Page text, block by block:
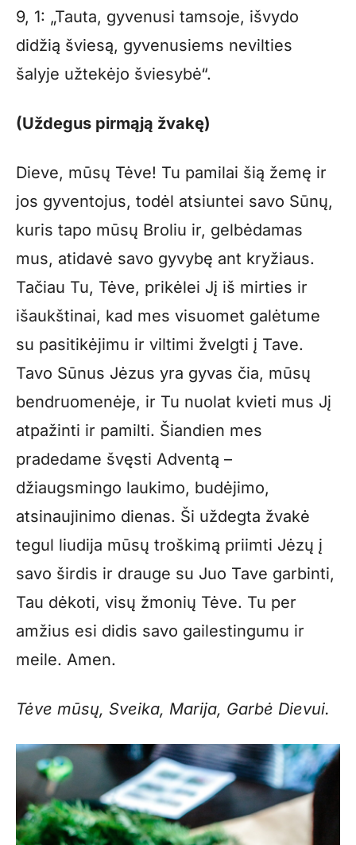
9, 1: „Tauta, gyvenusi tamsoje, išvydo
didžią šviesą, gyvenusiems nevilties
šalyje užtekėjo šviesybė“.
(Uždegus pirmąją žvakę)
Dieve, mūsų Tėve! Tu pamilai šią žemę ir
jos gyventojus, todėl atsiuntei savo Sūnų,
kuris tapo mūsų Broliu ir, gelbėdamas
mus, atidavė savo gyvybę ant kryžiaus.
Tačiau Tu, Tėve, prikėlei Jį iš mirties ir
išaukštinai, kad mes visuomet galėtume
su pasitikėjimu ir viltimi žvelgti į Tave.
Tavo Sūnus Jėzus yra gyvas čia, mūsų
bendruomenėje, ir Tu nuolat kvieti mus Jį
atpažinti ir pamilti. Šiandien mes
pradedame švęsti Adventą –
džiaugsmingo laukimo, budėjimo,
atsinaujinimo dienas. Ši uždegta žvakė
tegul liudija mūsų troškimą priimti Jėzų į
savo širdis ir drauge su Juo Tave garbinti,
Tau dėkoti, visų žmonių Tėve. Tu per
amžius esi didis savo gailestingumu ir
meile. Amen.
Tėve mūsų, Sveika, Marija, Garbė Dievui.